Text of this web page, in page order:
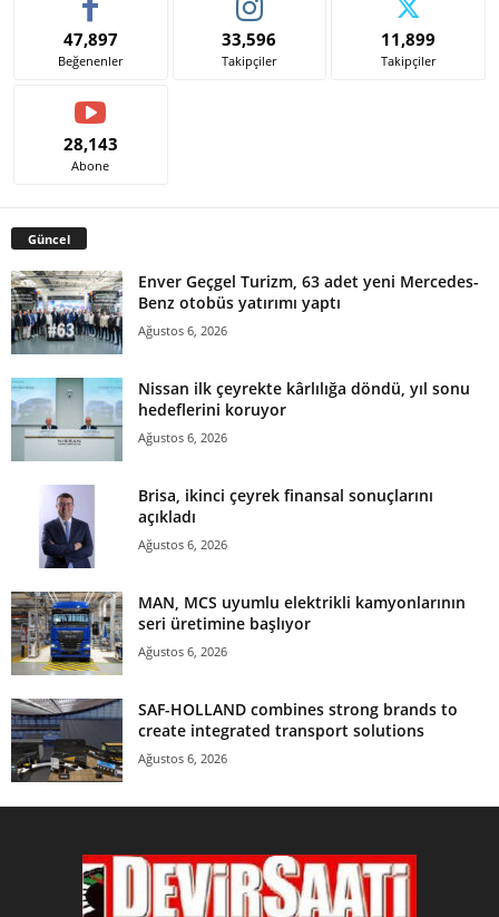
47,897
Beğenenler
33,596
Takipçiler
11,899
Takipçiler
28,143
Abone
Güncel
Enver Geçgel Turizm, 63 adet yeni Mercedes-
Benz otobüs yatırımı yaptı
Ağustos 6, 2026
Nissan ilk çeyrekte kârlılığa döndü, yıl sonu
hedeflerini koruyor
Ağustos 6, 2026
Brisa, ikinci çeyrek finansal sonuçlarını
açıkladı
Ağustos 6, 2026
MAN, MCS uyumlu elektrikli kamyonlarının
seri üretimine başlıyor
Ağustos 6, 2026
SAF-HOLLAND combines strong brands to
create integrated transport solutions
Ağustos 6, 2026